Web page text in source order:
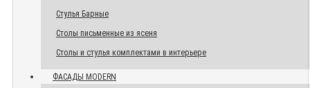
Стулья Барные
Столы письменные из ясеня
Столы и стулья комплектами в интерьере
ФАСАДЫ MODERN